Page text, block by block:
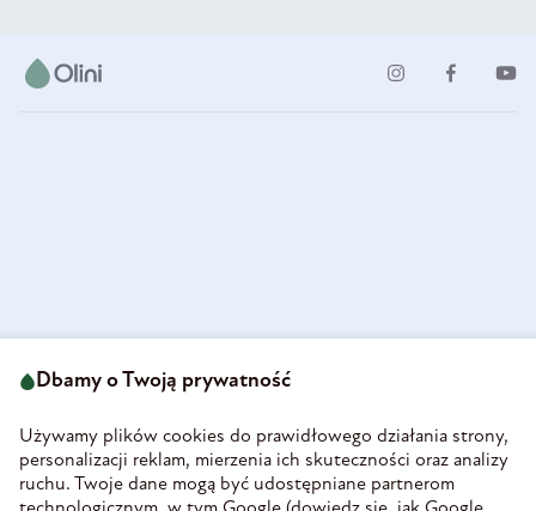
58-160 Świebodzice
REGON 890213034
INFORMACJE
Dbamy o Twoją prywatność
Używamy plików cookies do prawidłowego działania strony,
personalizacji reklam, mierzenia ich skuteczności oraz analizy
ruchu. Twoje dane mogą być udostępniane partnerom